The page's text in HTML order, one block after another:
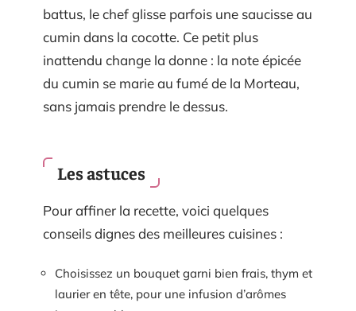
battus, le chef glisse parfois une saucisse au
cumin dans la cocotte. Ce petit plus
inattendu change la donne : la note épicée
du cumin se marie au fumé de la Morteau,
sans jamais prendre le dessus.
Les astuces
Pour affiner la recette, voici quelques
conseils dignes des meilleures cuisines :
Choisissez un bouquet garni bien frais, thym et
laurier en tête, pour une infusion d’arômes